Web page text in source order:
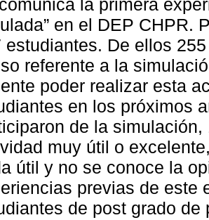
la primera
en el DEP CHPR.
estudiantes. De ellos
referente a la
poder realizar esta
en los próximos
de la
muy útil o
útil y no se conoce la
previas de este
de post grado